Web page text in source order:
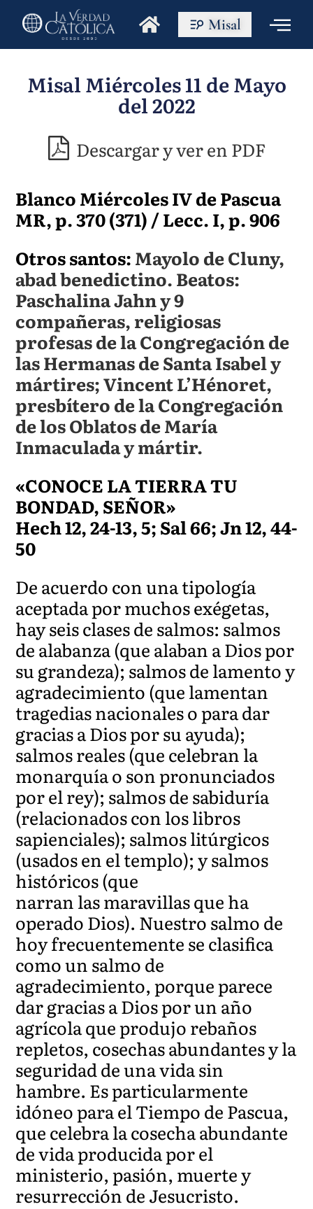
Misal
Misal Miércoles 11 de Mayo
del 2022
Descargar y ver en PDF
Blanco Miércoles IV de Pascua
MR, p. 370 (371) / Lecc. I, p. 906
Otros santos:Mayolo de Cluny,
abad benedictino. Beatos:
Paschalina Jahn y 9
compañeras, religiosas
profesas de la Congregación de
las Hermanas de Santa Isabel y
mártires; Vincent L’Hénoret,
presbítero de la Congregación
de los Oblatos de María
Inmaculada y mártir.
«CONOCE LA TIERRA TU
BONDAD, SEÑOR»
Hech 12, 24-13, 5; Sal 66; Jn 12, 44-
50
De acuerdo con una tipología
aceptada por muchos exégetas,
hay seis clases de salmos: salmos
de alabanza (que alaban a Dios por
su grandeza); salmos de lamento y
agradecimiento (que lamentan
tragedias nacionales o para dar
gracias a Dios por su ayuda);
salmos reales (que celebran la
monarquía o son pronunciados
por el rey); salmos de sabiduría
(relacionados con los libros
sapienciales); salmos litúrgicos
(usados en el templo); y salmos
históricos (que
narran las maravillas que ha
operado Dios). Nuestro salmo de
hoy frecuentemente se clasifica
como un salmo de
agradecimiento, porque parece
dar gracias a Dios por un año
agrícola que produjo rebaños
repletos, cosechas abundantes y la
seguridad de una vida sin
hambre. Es particularmente
idóneo para el Tiempo de Pascua,
que celebra la cosecha abundante
de vida producida por el
ministerio, pasión, muerte y
resurrección de Jesucristo.